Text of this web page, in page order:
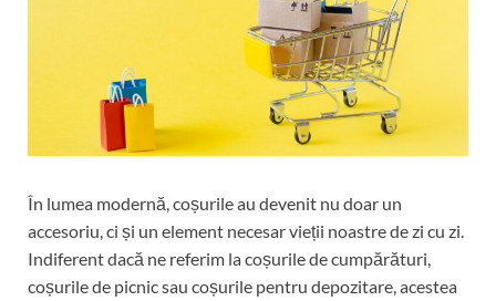
În lumea modernă, coșurile au devenit nu doar un
accesoriu, ci și un element necesar vieții noastre de zi cu zi.
Indiferent dacă ne referim la coșurile de cumpărături,
coșurile de picnic sau coșurile pentru depozitare, acestea